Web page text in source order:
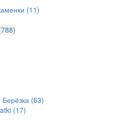
(11)
(63)
(17)